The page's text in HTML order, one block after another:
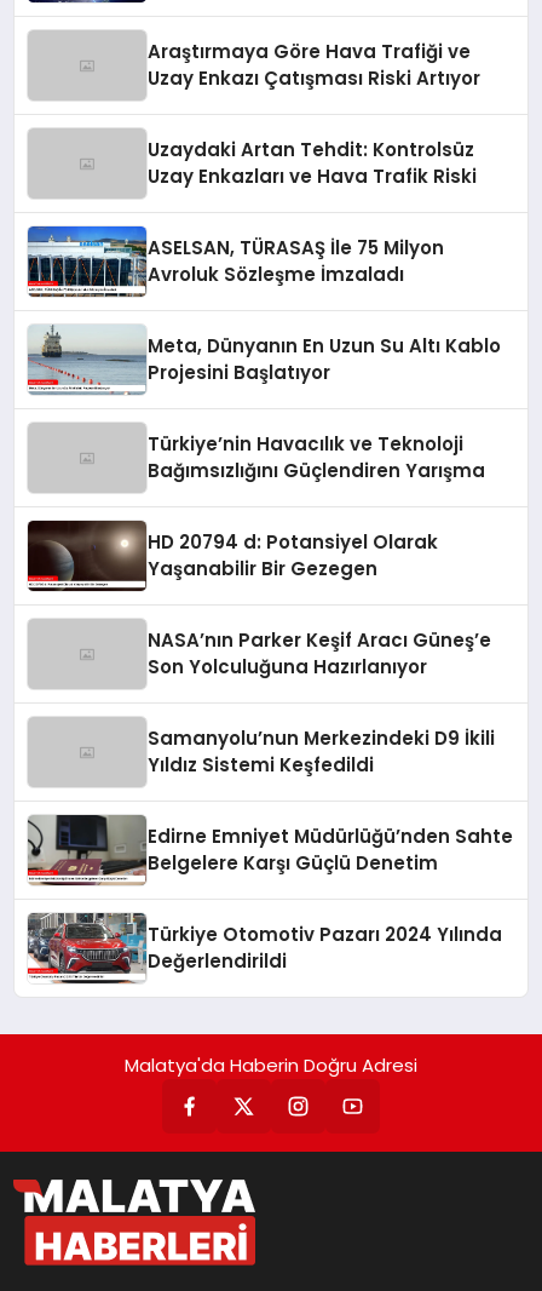
Araştırmaya Göre Hava Trafiği ve
Uzay Enkazı Çatışması Riski Artıyor
Uzaydaki Artan Tehdit: Kontrolsüz
Uzay Enkazları ve Hava Trafik Riski
ASELSAN, TÜRASAŞ İle 75 Milyon
Avroluk Sözleşme İmzaladı
Meta, Dünyanın En Uzun Su Altı Kablo
Projesini Başlatıyor
Türkiye’nin Havacılık ve Teknoloji
Bağımsızlığını Güçlendiren Yarışma
HD 20794 d: Potansiyel Olarak
Yaşanabilir Bir Gezegen
NASA’nın Parker Keşif Aracı Güneş’e
Son Yolculuğuna Hazırlanıyor
Samanyolu’nun Merkezindeki D9 İkili
Yıldız Sistemi Keşfedildi
Edirne Emniyet Müdürlüğü’nden Sahte
Belgelere Karşı Güçlü Denetim
Türkiye Otomotiv Pazarı 2024 Yılında
Değerlendirildi
Malatya'da Haberin Doğru Adresi